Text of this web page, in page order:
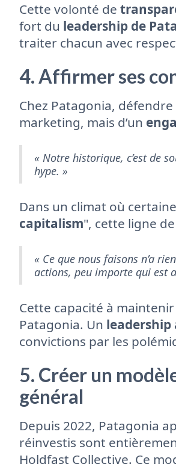
Cette volonté de
fort du leadership de
traiter chacun avec
4. Affirmer ses
Chez Patagonia,
marketing, mais d’un
« Notre historique, c’est de
hype. »
Dans un climat où
capitalism", cette ligne
« Ce que nous faisons n’a
actions, peu importe qui est
Cette capacité à
Patagonia. Un leadership
convictions par les
5. Créer un
général
Depuis 2022, Patagonia
réinvestis sont
Holdfast Collective. Ce